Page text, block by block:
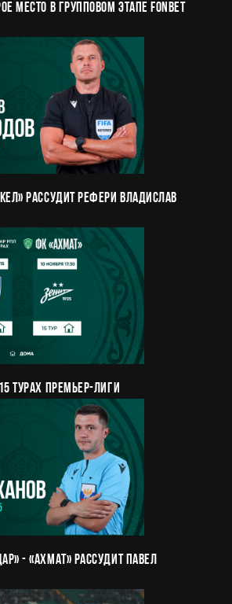
место в групповом этапе FONBET
рассудит рефери Владислав
турах Премьер-Лиги
- «Ахмат» рассудит Павел